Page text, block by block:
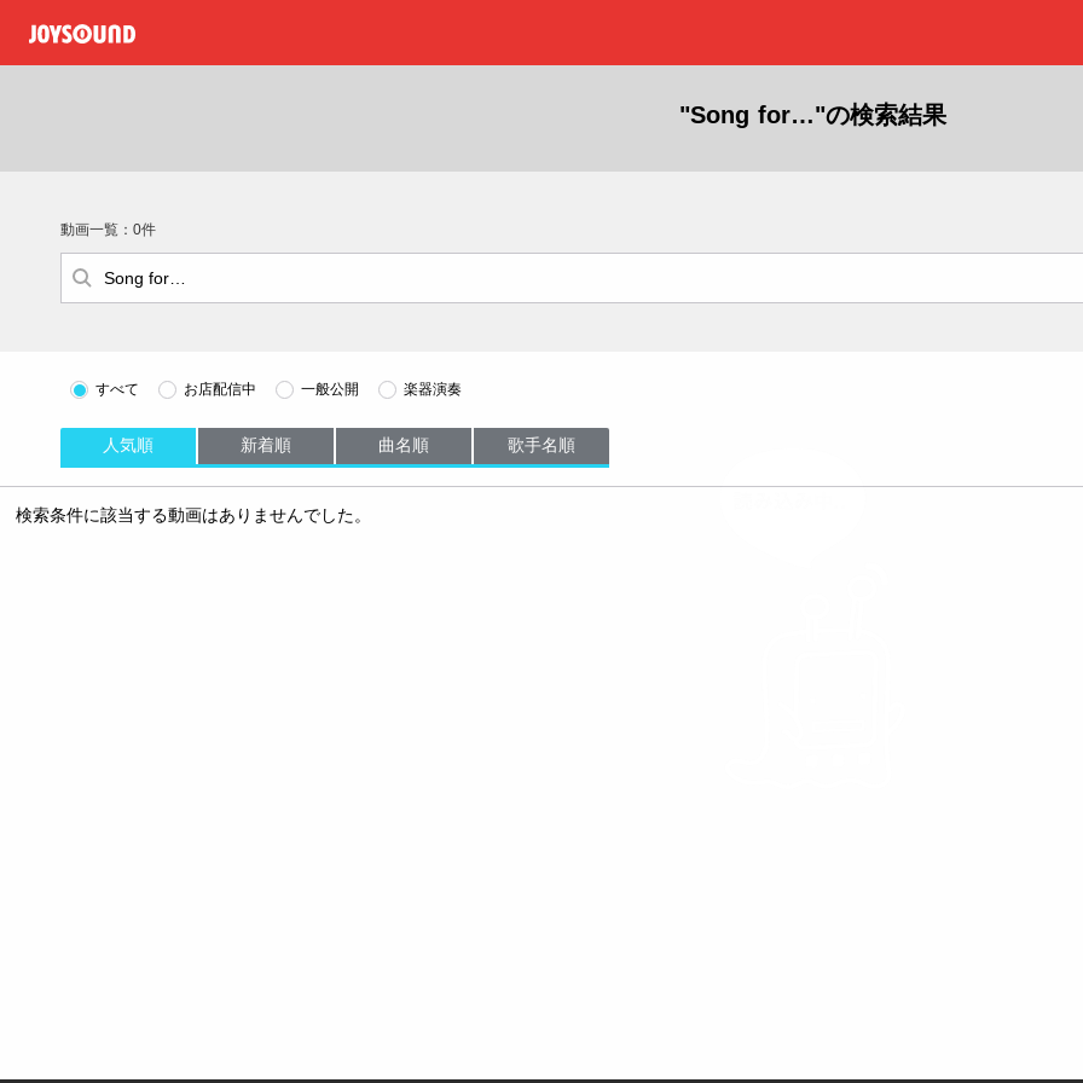
"Song for…"の検索結果
動画一覧：0件
すべて お店配信中 一般公開 楽器演奏
人気順 新着順 曲名順 歌手名順
検索条件に該当する動画はありませんでした。